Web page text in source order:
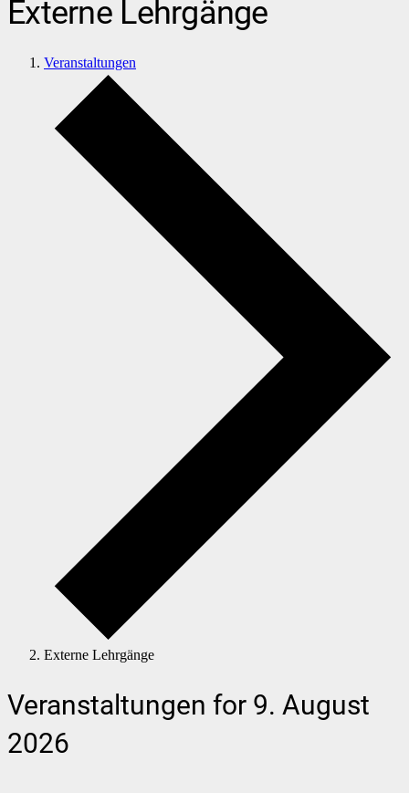
Externe Lehrgänge
Veranstaltungen
Externe Lehrgänge
Veranstaltungen for 9. August
2026